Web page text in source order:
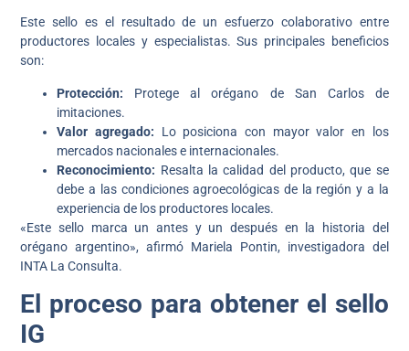
Este sello es el resultado de un esfuerzo colaborativo entre
productores locales y especialistas. Sus principales beneficios
son:
Protección: Protege al orégano de San Carlos de
imitaciones.
Valor agregado: Lo posiciona con mayor valor en los
mercados nacionales e internacionales.
Reconocimiento: Resalta la calidad del producto, que se
debe a las condiciones agroecológicas de la región y a la
experiencia de los productores locales.
«Este sello marca un antes y un después en la historia del
orégano argentino», afirmó Mariela Pontin, investigadora del
INTA La Consulta.
El proceso para obtener el sello
IG